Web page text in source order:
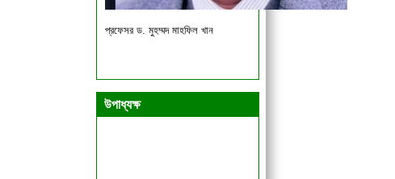
প্রফেসর ড. মুহম্মদ মাহফিল খান
উপাধ্যক্ষ